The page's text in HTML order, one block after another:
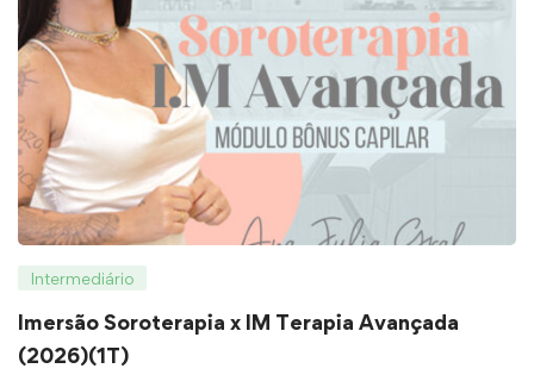
Intermediário
Imersão Soroterapia x IM Terapia Avançada
(2026)(1T)